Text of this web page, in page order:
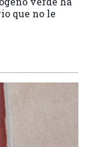
que no le